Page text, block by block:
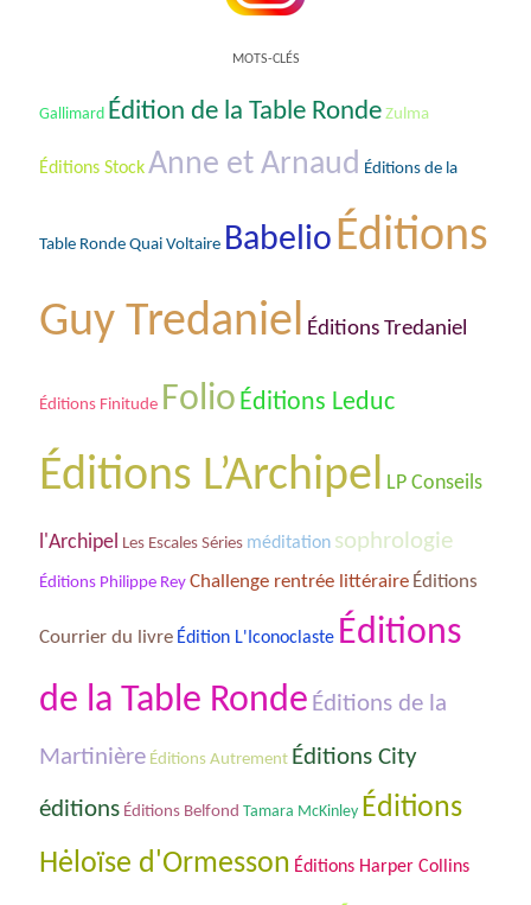
MOTS-CLÉS
Gallimard Édition de la Table Ronde Zulma
Éditions Stock Anne et Arnaud Éditions de la
Table Ronde Quai Voltaire BabelioÉditions
Guy Tredaniel Éditions Tredaniel
Éditions Finitude Folio Éditions Leduc
Éditions L’Archipel LP Conseils
l'Archipel Les Escales Séries méditation sophrologie
Éditions Philippe Rey Challenge rentrée littéraire Éditions
Courrier du livre Édition L'Iconoclaste Éditions
de la Table Ronde Éditions de la
Martinière Éditions Autrement Éditions City
éditions Éditions Belfond Tamara McKinley Éditions
Hėloïse d'Ormesson Éditions Harper Collins